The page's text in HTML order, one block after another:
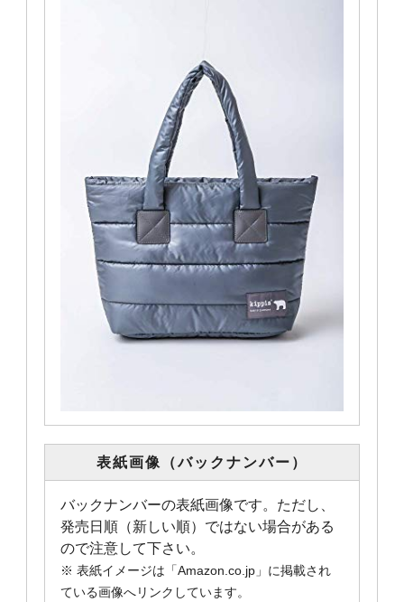
表紙画像（バックナンバー）
バックナンバーの表紙画像です。ただし、
発売日順（新しい順）ではない場合がある
ので注意して下さい。
※ 表紙イメージは「Amazon.co.jp」に掲載され
ている画像へリンクしています。